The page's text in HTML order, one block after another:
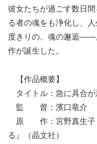
彼女たちが過ごす数日
る者の魂をも浄化し、
度きりの、魂の邂逅――
作が誕生した。
【作品概要】
タイトル：急に具合が
監 督：濱⼝⻯介
原 作：宮野真⽣⼦・
る』（晶⽂社）